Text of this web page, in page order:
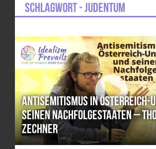
Schlagwort - Judentum
Antisemitismus in Österreich-
seinen Nachfolgestaaten –
Zechner